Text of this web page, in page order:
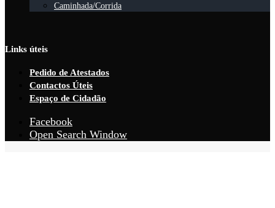
Caminhada/Corrida
Links úteis
Pedido de Atestados
Contactos Úteis
Espaço de Cidadão
Facebook
Open Search Window